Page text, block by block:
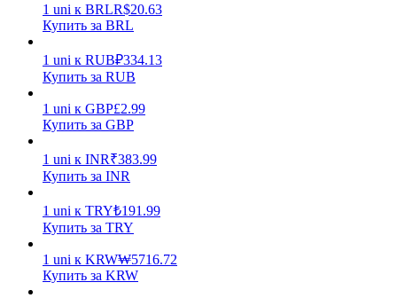
Торговые стратегии
Заработок
1 uni к BRLR$20.63
Купить за BRL
1 uni к RUB₽334.13
Купить за RUB
1 uni к GBP£2.99
Купить за GBP
1 uni к INR₹383.99
Купить за INR
1 uni к TRY₺191.99
Купить за TRY
1 uni к KRW₩5716.72
Купить за KRW